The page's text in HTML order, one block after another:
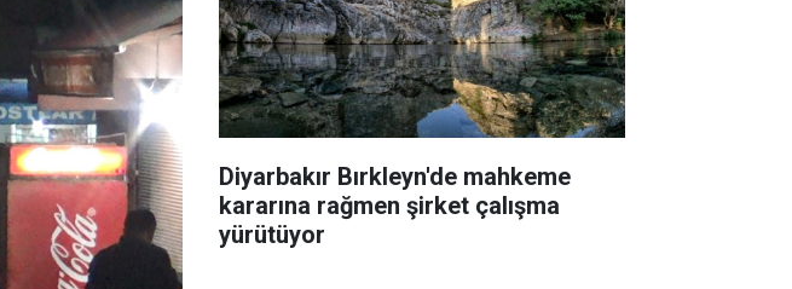
Diyarbakır Bırkleyn'de mahkeme
kararına rağmen şirket çalışma
yürütüyor